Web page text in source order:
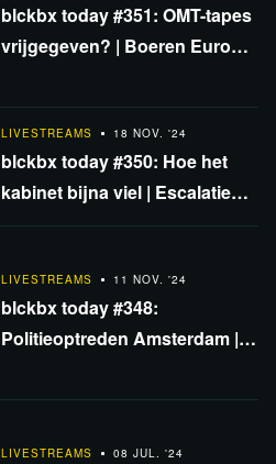
blckbx today #351: OMT-tapes
vrijgegeven? | Boeren Europa
LIVESTREAMS 18 NOV. '24
blckbx today #350: Hoe het
kabinet bijna viel | Escalatie
LIVESTREAMS 11 NOV. '24
blckbx today #348:
Politieoptreden Amsterdam |
LIVESTREAMS 08 JUL. '24